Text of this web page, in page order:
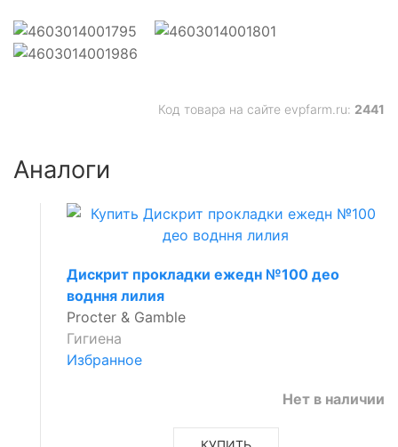
Код товара на сайте evpfarm.ru: 2441
Аналоги
Дискрит прокладки ежедн №100 део
водння лилия
Procter & Gamble
Гигиена
Избранное
Нет в наличии